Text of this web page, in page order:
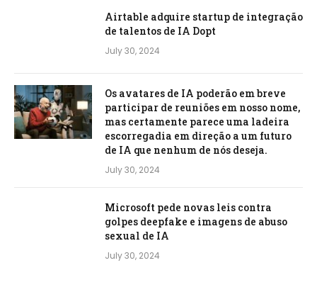
Airtable adquire startup de integração
de talentos de IA Dopt
July 30, 2024
Os avatares de IA poderão em breve
participar de reuniões em nosso nome,
mas certamente parece uma ladeira
escorregadia em direção a um futuro
de IA que nenhum de nós deseja.
July 30, 2024
Microsoft pede novas leis contra
golpes deepfake e imagens de abuso
sexual de IA
July 30, 2024